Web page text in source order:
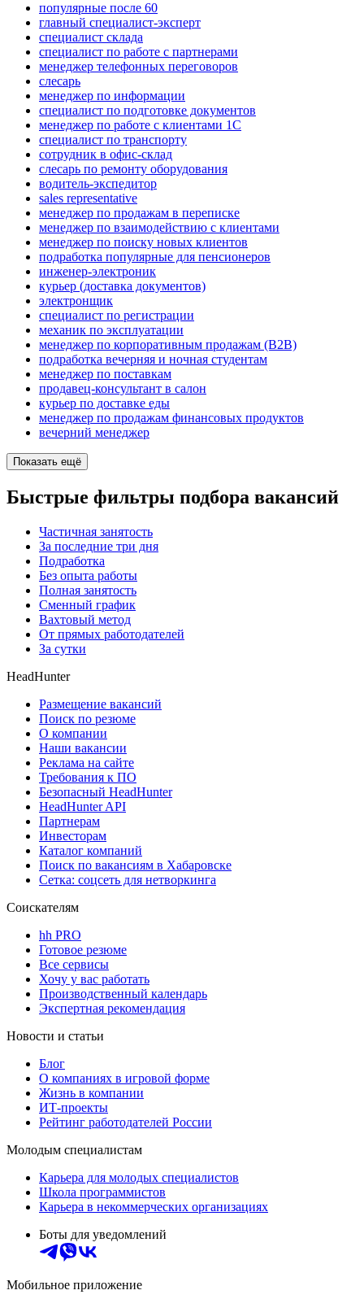
популярные после 60
главный специалист-эксперт
специалист склада
специалист по работе с партнерами
менеджер телефонных переговоров
слесарь
менеджер по информации
специалист по подготовке документов
менеджер по работе с клиентами 1С
специалист по транспорту
сотрудник в офис-склад
слесарь по ремонту оборудования
водитель-экспедитор
sales representative
менеджер по продажам в переписке
менеджер по взаимодействию с клиентами
менеджер по поиску новых клиентов
подработка популярные для пенсионеров
инженер-электроник
курьер (доставка документов)
электронщик
специалист по регистрации
механик по эксплуатации
менеджер по корпоративным продажам (B2B)
подработка вечерняя и ночная студентам
менеджер по поставкам
продавец-консультант в салон
курьер по доставке еды
менеджер по продажам финансовых продуктов
вечерний менеджер
Показать ещё
Быстрые фильтры подбора вакансий
Частичная занятость
За последние три дня
Подработка
Без опыта работы
Полная занятость
Сменный график
Вахтовый метод
От прямых работодателей
За сутки
HeadHunter
Размещение вакансий
Поиск по резюме
О компании
Наши вакансии
Реклама на сайте
Требования к ПО
Безопасный HeadHunter
HeadHunter API
Партнерам
Инвесторам
Каталог компаний
Поиск по вакансиям в Хабаровске
Сетка: соцсеть для нетворкинга
Соискателям
hh PRO
Готовое резюме
Все сервисы
Хочу у вас работать
Производственный календарь
Экспертная рекомендация
Новости и статьи
Блог
О компаниях в игровой форме
Жизнь в компании
ИТ-проекты
Рейтинг работодателей России
Молодым специалистам
Карьера для молодых специалистов
Школа программистов
Карьера в некоммерческих организациях
Боты для уведомлений
Мобильное приложение